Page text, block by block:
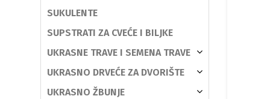
SUKULENTE
SUPSTRATI ZA CVEĆE I BILJKE
UKRASNE TRAVE I SEMENA TRAVE
UKRASNO DRVEĆE ZA DVORIŠTE
UKRASNO ŽBUNJE